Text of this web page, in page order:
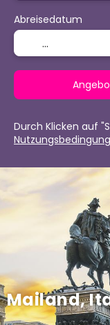
Mailand,
Abreisedatum
Durch Klicken auf